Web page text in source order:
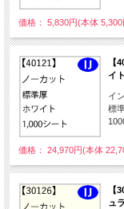
価格： 5,830円(本体
【
イ
イ
標
価格： 24,970円(本体
【
ュ